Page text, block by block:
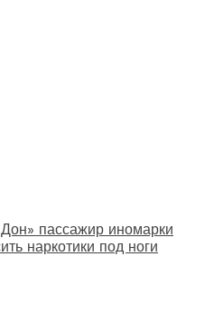
пассажир иномарки
наркотики под ноги